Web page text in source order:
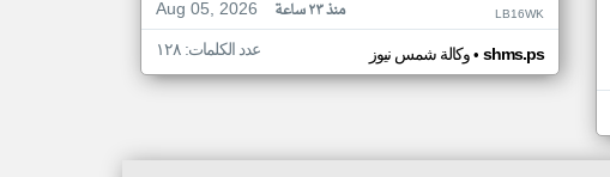
Aug 05, 2026
منذ ٢٣ ساعة LB16WK
وكالة شمس نيوز• shms.ps عدد الكلمات: ١٢٨